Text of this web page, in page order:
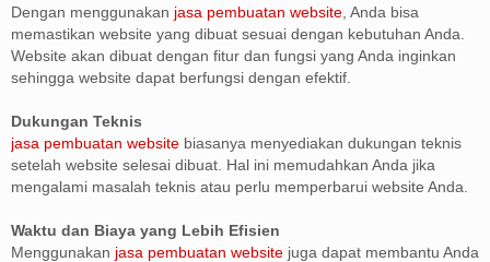
Dengan menggunakan jasa pembuatan website , Anda bisa
memastikan website yang dibuat sesuai dengan kebutuhan Anda.
Website akan dibuat dengan fitur dan fungsi yang Anda inginkan
sehingga website dapat berfungsi dengan efektif.
Dukungan Teknis
jasa pembuatan website biasanya menyediakan dukungan teknis
setelah website selesai dibuat. Hal ini memudahkan Anda jika
mengalami masalah teknis atau perlu memperbarui website Anda.
Waktu dan Biaya yang Lebih Efisien
Menggunakan jasa pembuatan website juga dapat membantu Anda